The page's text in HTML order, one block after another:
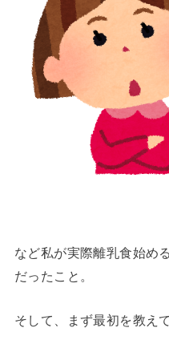
など私が実際離乳食始め
だったこと。
そして、まず最初を教え